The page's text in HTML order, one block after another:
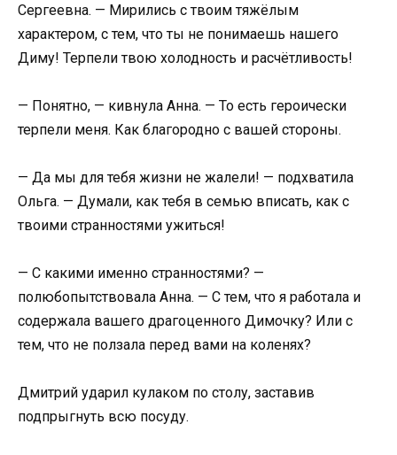
Сергеевна. — Мирились с твоим тяжёлым
характером, с тем, что ты не понимаешь нашего
Диму! Терпели твою холодность и расчётливость!
— Понятно, — кивнула Анна. — То есть героически
терпели меня. Как благородно с вашей стороны.
— Да мы для тебя жизни не жалели! — подхватила
Ольга. — Думали, как тебя в семью вписать, как с
твоими странностями ужиться!
— С какими именно странностями? —
полюбопытствовала Анна. — С тем, что я работала и
содержала вашего драгоценного Димочку? Или с
тем, что не ползала перед вами на коленях?
Дмитрий ударил кулаком по столу, заставив
подпрыгнуть всю посуду.